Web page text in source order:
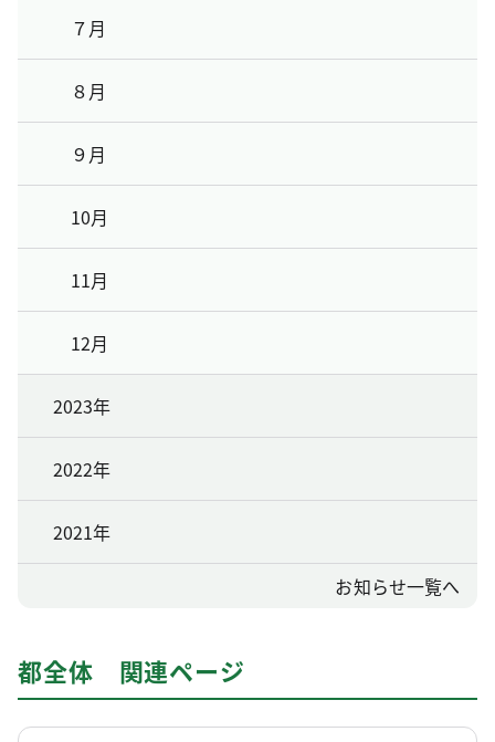
７月
８月
９月
10月
11月
12月
2023年
2022年
2021年
お知らせ一覧へ
都全体 関連ページ